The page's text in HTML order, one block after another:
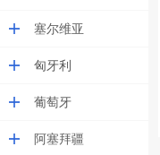
塞尔维亚
匈牙利
葡萄牙
阿塞拜疆